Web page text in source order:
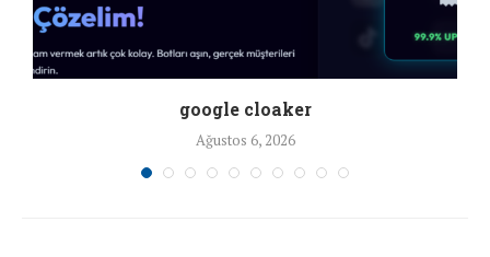
google cloaker
Ağustos 6, 2026